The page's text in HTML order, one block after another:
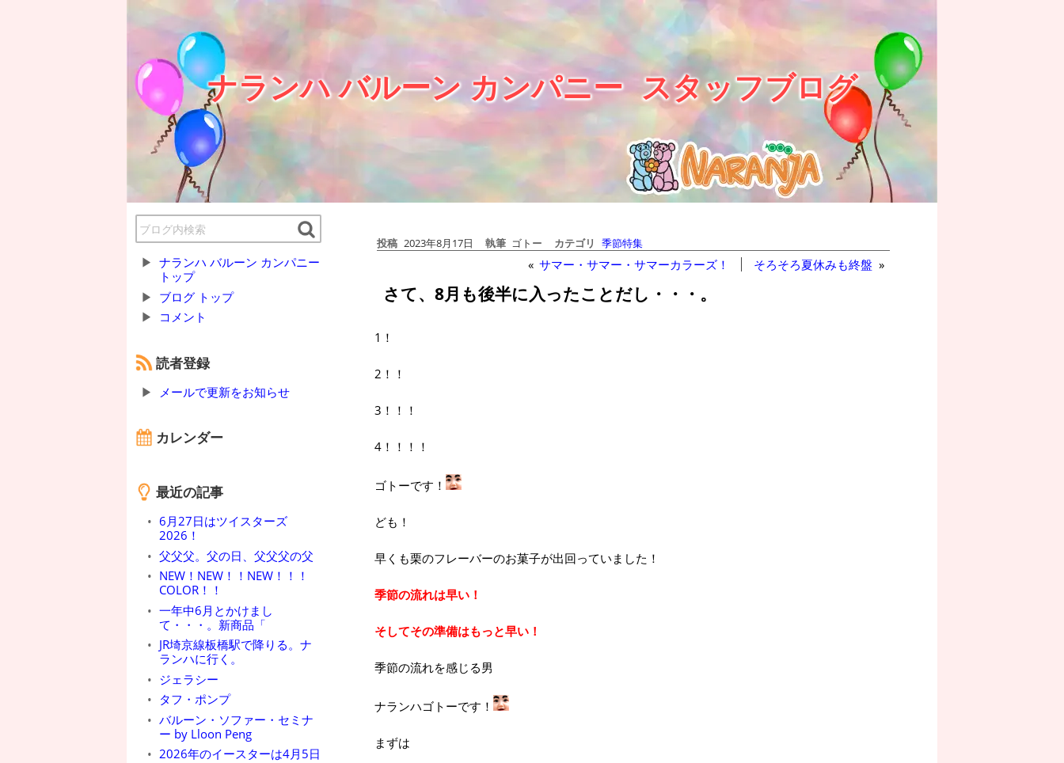
ナランハ バルーン カンパニー スタッフブログ
ナランハ バルーン カンパニー
トップ
ブログ トップ
コメント
読者登録
メールで更新をお知らせ
カレンダー
最近の記事
6月27日はツイスターズ
2026！
父父父。父の日、父父父の父
NEW！NEW！！NEW！！！
COLOR！！
一年中6月とかけまし
て・・・。新商品「
JR埼京線板橋駅で降りる。ナ
ランハに行く。
ジェラシー
タフ・ポンプ
バルーン・ソファー・セミナ
ー by Lloon Peng
2026年のイースターは4月5日
投稿 2023年8月17日 執筆 ゴトー カテゴリ 季節特集
« サマー・サマー・サマーカラーズ！ そろそろ夏休みも終盤 »
さて、8月も後半に入ったことだし・・・。
1！
2！！
3！！！
4！！！！
ゴトーです！
ども！
早くも栗のフレーバーのお菓子が出回っていました！
季節の流れは早い！
そしてその準備はもっと早い！
季節の流れを感じる男
ナランハゴトーです！
まずは